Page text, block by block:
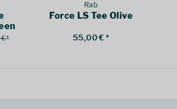
*
Rab
Force LS Tee Olive
55,00 € *